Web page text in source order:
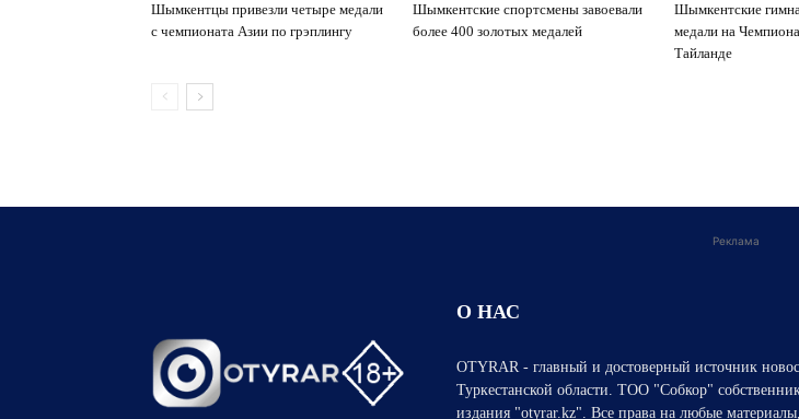
Шымкентцы привезли четыре медали
с чемпионата Азии по грэплингу
Шымкентские спортсмены завоевали
более 400 золотых медалей
Шымкентские
медали на
Тайланде
Реклама
О НАС
OTYRAR - главный и достоверный источник
Туркестанской области. ТОО "Собкор"
издания "otyrar.kz". Все права на любые материалы,